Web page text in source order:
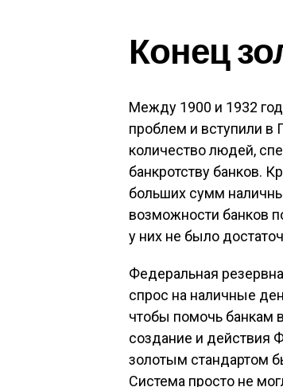
Конец
Между 1900 и 1932
проблем и вступили в
количество людей,
банкротству банков.
больших сумм
возможности банков
у них не было
Федеральная
спрос на наличные
чтобы помочь банкам
создание и действия
золотым стандартом
Система просто не